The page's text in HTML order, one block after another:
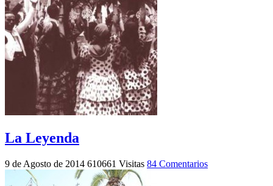
La Leyenda
9 de Agosto de 2014 610661 Visitas 84 Comentarios